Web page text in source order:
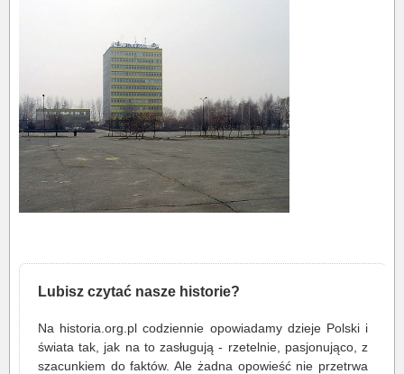
Lubisz czytać nasze historie?
Na historia.org.pl codziennie opowiadamy dzieje Polski i
świata tak, jak na to zasługują - rzetelnie, pasjonująco, z
szacunkiem do faktów. Ale żadna opowieść nie przetrwa